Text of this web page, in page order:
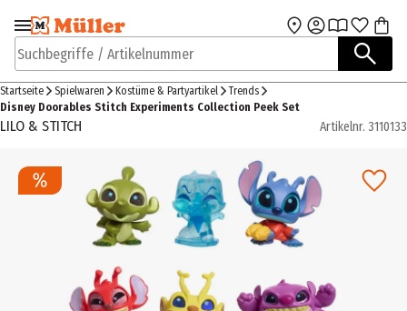
Zur Navigation
springen
Zum Hauptinhalt
Suchbegriffe / Artikelnummer
Startseite Spielwaren Kostüme & Partyartikel
Trends
Disney Doorables Stitch Experiments Collection Peek Set
LILO & STITCH Artikelnr. 3110133